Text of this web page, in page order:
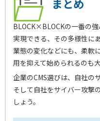
まとめ
BLOCK×BLOCKの一番の
実現できる、その多様性に
業態の変化などにも、柔軟
用を抑えて始められるのも
企業のCMS選びは、自社の
そして自社をサイバー攻撃
しょう。